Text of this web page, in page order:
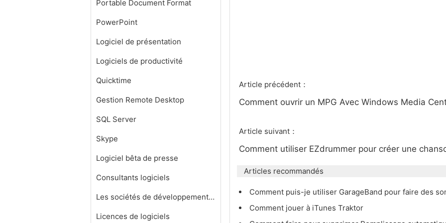
Portable Document Format
PowerPoint
Logiciel de présentation
Logiciels de productivité
Quicktime
Gestion Remote Desktop
SQL Server
Skype
Logiciel bêta de presse
Consultants logiciels
Les sociétés de développement de logiciels
Licences de logiciels
Article précédent：
Comment ouvrir un MPG Avec Windows Media
Article suivant：
Comment utiliser EZdrummer pour créer une
Articles recommandés
Comment puis-je utiliser GarageBand pour faire des
Comment jouer à iTunes Traktor